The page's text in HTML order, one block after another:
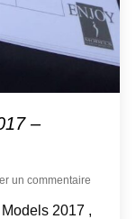
–
un commentaire
2017 ,